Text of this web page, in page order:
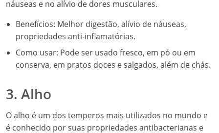
náuseas e no alívio de dores musculares.
Benefícios: Melhor digestão, alívio de náuseas,
propriedades anti-inflamatórias.
Como usar: Pode ser usado fresco, em pó ou em
conserva, em pratos doces e salgados, além de chás.
3. Alho
O alho é um dos temperos mais utilizados no mundo e
é conhecido por suas propriedades antibacterianas e